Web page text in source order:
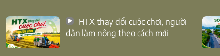
dân làm nông theo cách mới